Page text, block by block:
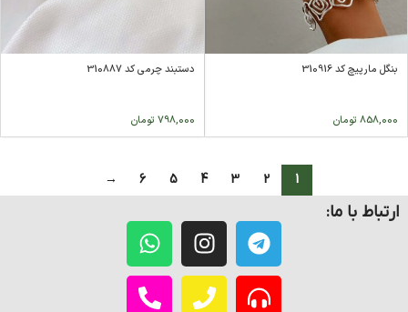
بنگل مارپیچ کد 310916
858,000 تومان
دستبند چرمی کد 310887
798,000 تومان
1
2
3
4
5
6
→
ارتباط با ما: